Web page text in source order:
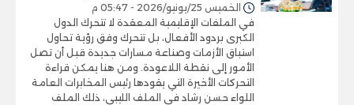
الخميس 25/يونيو/2026 - 05:47 م
في الملفات الإقليمية المعقدة لا تتحرك الدول
الكبرى بردود الأفعال، بل تتحرك وفق رؤية تحاول
استباق الأزمات وصناعة مسارات جديدة قبل أن تصل
الأمور إلى نقطة اللاعودة. ومن هنا يمكن قراءة
التحركات الأخيرة التي يقودها رئيس المخابرات العامة
اللواء حسن رشاد في الملف الليبي، ذلك الملف